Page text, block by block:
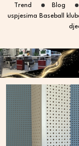
Trend Blog
uspjesima Baseball